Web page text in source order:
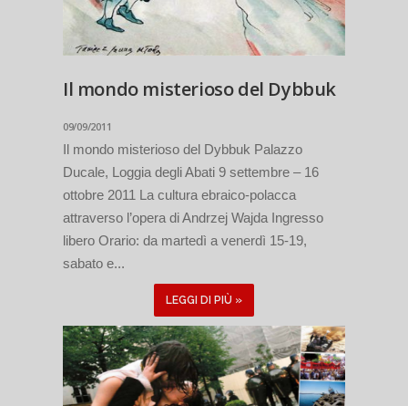
Il mondo misterioso del Dybbuk
09/09/2011
Il mondo misterioso del Dybbuk Palazzo
Ducale, Loggia degli Abati 9 settembre – 16
ottobre 2011 La cultura ebraico-polacca
attraverso l’opera di Andrzej Wajda Ingresso
libero Orario: da martedì a venerdì 15-19,
sabato e...
LEGGI DI PIÙ »